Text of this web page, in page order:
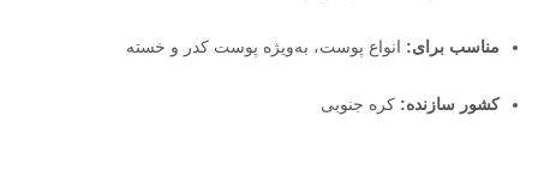
مناسب برای: انواع پوست، به‌ویژه پوست کدر و خسته
کشور سازنده: کره جنوبی